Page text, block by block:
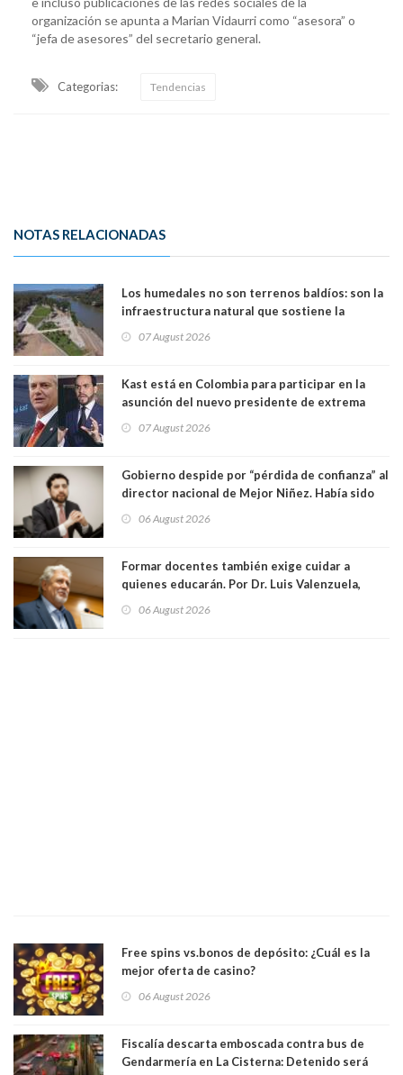
organización se apunta a Marian Vidaurri como “asesora” o
“jefa de asesores” del secretario general.
Categorias: Tendencias
NOTAS RELACIONADAS
Los humedales no son terrenos baldíos: son la
infraestructura natural que sostiene la
07 August 2026
Kast está en Colombia para participar en la
asunción del nuevo presidente de extrema
07 August 2026
Gobierno despide por “pérdida de confianza” al
director nacional de Mejor Niñez. Había sido
06 August 2026
Formar docentes también exige cuidar a
quienes educarán. Por Dr. Luis Valenzuela,
Académicos U. Católica Silva Henríquez
06 August 2026
Free spins vs.bonos de depósito: ¿Cuál es la
mejor oferta de casino?
06 August 2026
Fiscalía descarta emboscada contra bus de
Gendarmería en La Cisterna: Detenido será